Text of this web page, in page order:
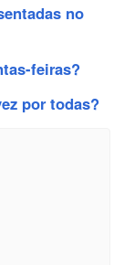
no
feiras?
por todas?